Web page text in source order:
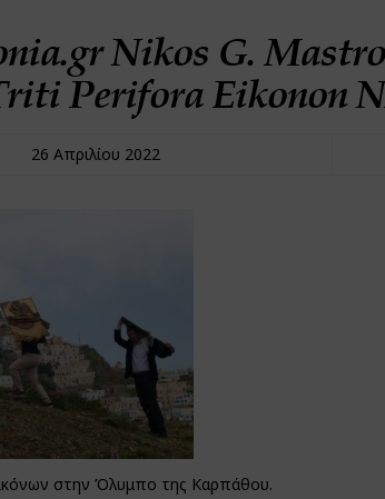
Nikos G.
Perifora Eikonon
26 Απριλίου 2022
στην Όλυμπο της Καρπάθου.